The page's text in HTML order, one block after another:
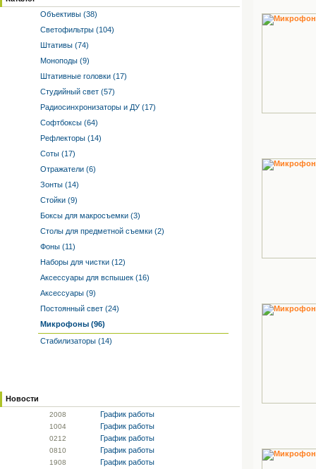
Объективы (38)
Светофильтры (104)
Штативы (74)
Моноподы (9)
Штативные головки (17)
Студийный свет (57)
Радиосинхронизаторы и ДУ (17)
Софтбоксы (64)
Рефлекторы (14)
Соты (17)
Отражатели (6)
Зонты (14)
Стойки (9)
Боксы для макросъемки (3)
Столы для предметной съемки (2)
Фоны (11)
Наборы для чистки (12)
Аксессуары для вспышек (16)
Аксессуары (9)
Постоянный свет (24)
Микрофоны (96)
Стабилизаторы (14)
Новости
2008 График работы
1004 График работы
0212 График работы
0810 График работы
1908 График работы